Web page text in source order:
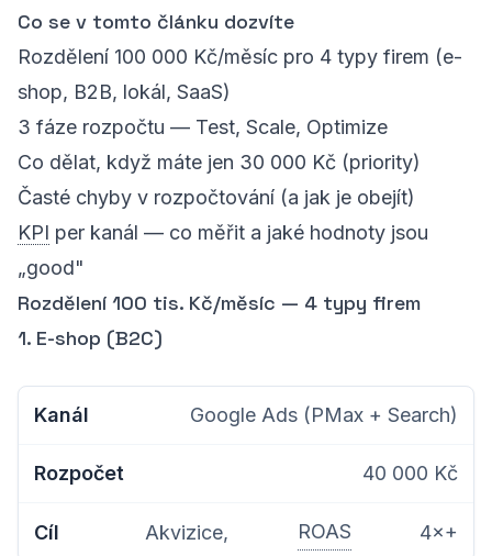
Co se v tomto článku dozvíte
Rozdělení 100 000 Kč/měsíc pro 4 typy firem (e-
shop, B2B, lokál, SaaS)
3 fáze rozpočtu — Test, Scale, Optimize
Co dělat, když máte jen 30 000 Kč (priority)
Časté chyby v rozpočtování (a jak je obejít)
KPI per kanál — co měřit a jaké hodnoty jsou
„good"
Rozdělení 100 tis. Kč/měsíc — 4 typy firem
1. E-shop (B2C)
Google Ads (PMax + Search)
40 000 Kč
Akvizice, ROAS 4×+